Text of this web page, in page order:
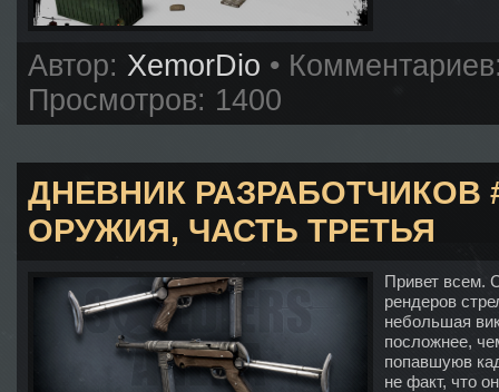
Автор: XemorDio •
Просмотров: 1400
ДНЕВНИК РАЗРАБОТЧИКОВ
ОРУЖИЯ, ЧАСТЬ ТРЕТЬЯ
Привет всем.
рендеров
небольшая
посложнее,
попавшуюв
не факт, что